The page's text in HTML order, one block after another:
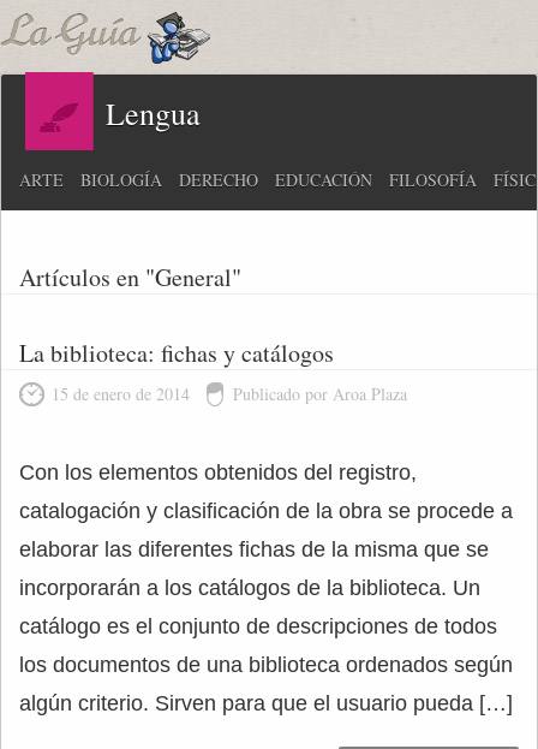
Lengua
ARTE BIOLOGÍA DERECHO EDUCACIÓN FILOSOFÍA
Artículos en "General"
La biblioteca: fichas y catálogos
15 de enero de 2014 Publicado por Aroa Plaza
Con los elementos obtenidos del registro,
catalogación y clasificación de la obra se procede a
elaborar las diferentes fichas de la misma que se
incorporarán a los catálogos de la biblioteca. Un
catálogo es el conjunto de descripciones de todos
los documentos de una biblioteca ordenados según
algún criterio. Sirven para que el usuario pueda […]